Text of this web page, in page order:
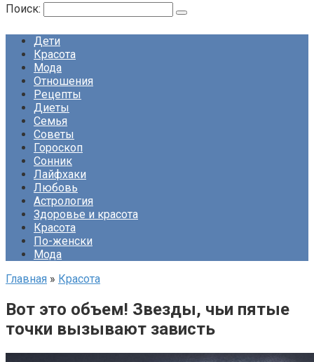
Поиск:
Дети
Красота
Мода
Отношения
Рецепты
Диеты
Семья
Советы
Гороскоп
Сонник
Лайфхаки
Любовь
Астрология
Здоровье и красота
Красота
По-женски
Мода
Главная » Красота
Вот это объем! Звезды, чьи пятые
точки вызывают зависть